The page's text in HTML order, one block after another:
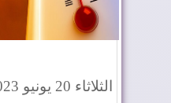
الثلاثاء 20 يونيو 2023